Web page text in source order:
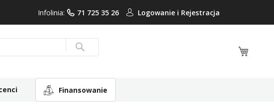
Infolinia: 71 725 35 26 Logowanie i Rejestracja
Search
Finansowanie